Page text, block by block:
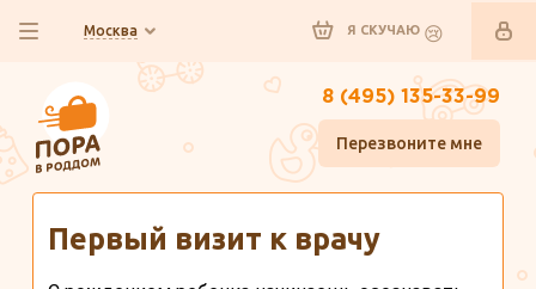
Москва Я СКУЧАЮ
8 (495) 135-33-99
Перезвоните мне
Первый визит к врачу